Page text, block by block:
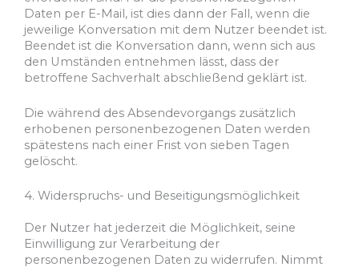
Daten per E-Mail, ist dies dann der Fall, wenn die
jeweilige Konversation mit dem Nutzer beendet ist.
Beendet ist die Konversation dann, wenn sich aus
den Umständen entnehmen lässt, dass der
betroffene Sachverhalt abschließend geklärt ist.
Die während des Absendevorgangs zusätzlich
erhobenen personenbezogenen Daten werden
spätestens nach einer Frist von sieben Tagen
gelöscht.
4. Widerspruchs- und Beseitigungsmöglichkeit
Der Nutzer hat jederzeit die Möglichkeit, seine
Einwilligung zur Verarbeitung der
personenbezogenen Daten zu widerrufen. Nimmt